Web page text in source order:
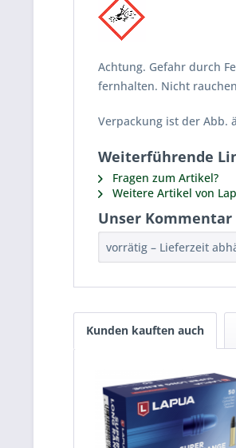
Achtung. Gefahr durch
fernhalten. Nicht
Verpackung ist der Abb.
Weiterführende
Fragen zum Artikel?
Weitere Artikel von
Unser Kommentar
vorrätig – Lieferzeit
Kunden kauften auch